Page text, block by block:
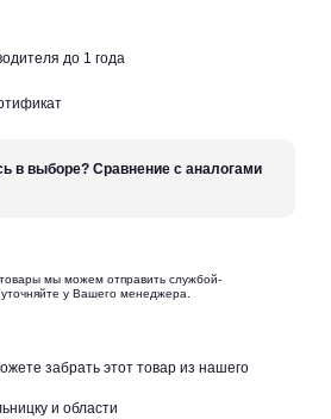
до 1 года
в выборе? Сравнение с аналогами
мы можем отправить службой-
у Вашего менеджера.
забрать этот товар из нашего
и области